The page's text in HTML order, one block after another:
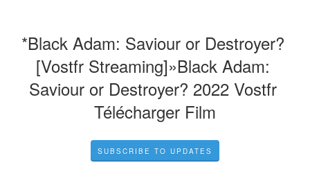
*Black Adam: Saviour or Destroyer?
[Vostfr Streaming]»Black Adam:
Saviour or Destroyer? 2022 Vostfr
Télécharger Film
SUBSCRIBE TO UPDATES